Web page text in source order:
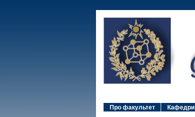
Про факультет Кафедри